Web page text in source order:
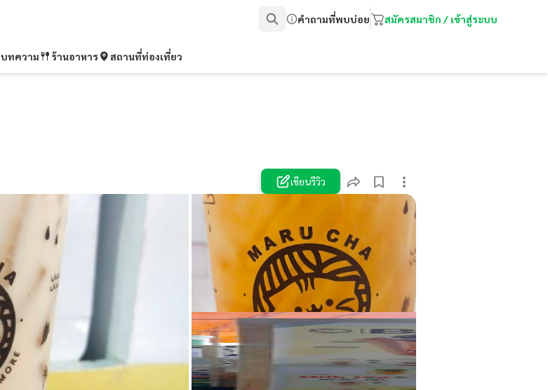
คำถามที่พบบ่อย สมัครสมาชิก / เข้าสู่ระบบ
บทความ ร้านอาหาร สถานที่ท่องเที่ยว
เขียนรีวิว